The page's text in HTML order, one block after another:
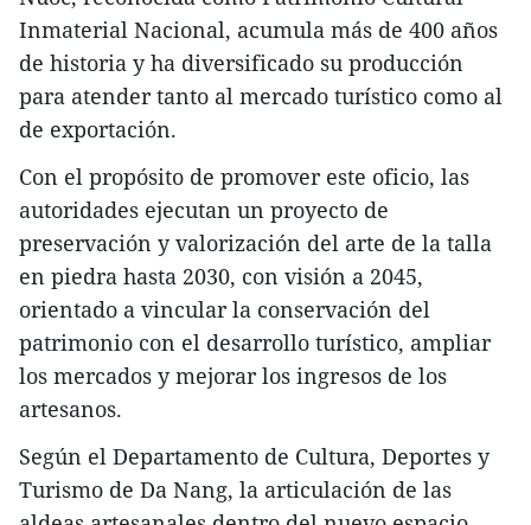
Inmaterial Nacional, acumula más de 400 años
de historia y ha diversificado su producción
para atender tanto al mercado turístico como al
de exportación.​
Con el propósito de promover este oficio, las
autoridades ejecutan un proyecto de
preservación y valorización del arte de la talla
en piedra hasta 2030, con visión a 2045,
orientado a vincular la conservación del
patrimonio con el desarrollo turístico, ampliar
los mercados y mejorar los ingresos de los
artesanos.​
Según el Departamento de Cultura, Deportes y
Turismo de Da Nang, la articulación de las